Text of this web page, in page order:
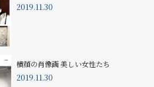
2019.11.30
横顔の肖像画 美しい女性たち
2019.11.30